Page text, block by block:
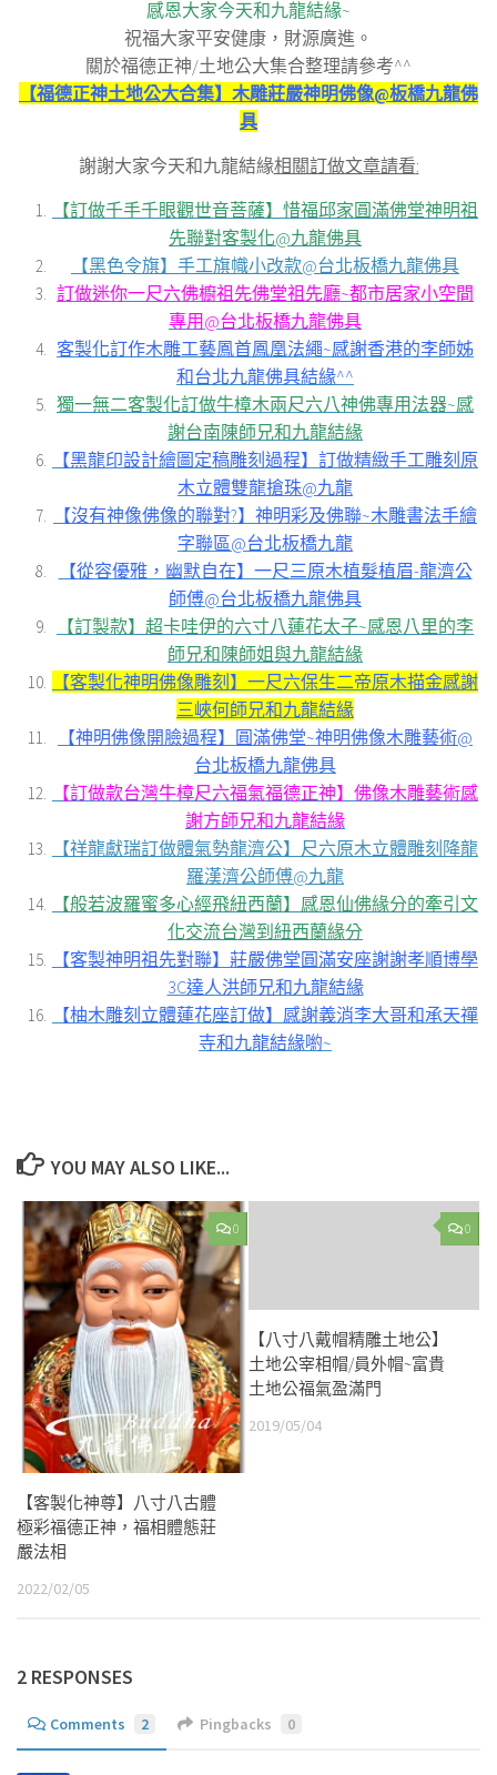
感恩大家今天和九龍結緣~
祝福大家平安健康，財源廣進。
關於福德正神/土地公大集合整理請參考^^
【福德正神土地公大合集】木雕莊嚴神明佛像@板橋九龍佛
具
謝謝大家今天和九龍結緣相關訂做文章請看:
【訂做千手千眼觀世音菩薩】惜福邱家圓滿佛堂神明祖
先聯對客製化@九龍佛具
【黑色令旗】手工旗幟小改款@台北板橋九龍佛具
訂做迷你一尺六佛櫥祖先佛堂祖先廳~都市居家小空間
專用@台北板橋九龍佛具
客製化訂作木雕工藝鳳首鳳凰法繩~感謝香港的李師姊
和台北九龍佛具結緣^^
獨一無二客製化訂做牛樟木兩尺六八神佛專用法器~感
謝台南陳師兄和九龍結緣
【黑龍印設計繪圖定稿雕刻過程】訂做精緻手工雕刻原
木立體雙龍搶珠@九龍
【沒有神像佛像的聯對?】神明彩及佛聯~木雕書法手繪
字聯區@台北板橋九龍
【從容優雅，幽默自在】一尺三原木植髮植眉-龍濟公
師傅@台北板橋九龍佛具
【訂製款】超卡哇伊的六寸八蓮花太子~感恩八里的李
師兄和陳師姐與九龍結緣
【客製化神明佛像雕刻】一尺六保生二帝原木描金感謝
三峽何師兄和九龍結緣
【神明佛像開臉過程】圓滿佛堂~神明佛像木雕藝術@
台北板橋九龍佛具
【訂做款台灣牛樟尺六福氣福德正神】佛像木雕藝術感
謝方師兄和九龍結緣
【祥龍獻瑞訂做體氣勢龍濟公】尺六原木立體雕刻降龍
羅漢濟公師傅@九龍
【般若波羅蜜多心經飛紐西蘭】感恩仙佛緣分的牽引文
化交流台灣到紐西蘭緣分
【客製神明祖先對聯】莊嚴佛堂圓滿安座謝謝孝順博學
3C達人洪師兄和九龍結緣
【柚木雕刻立體蓮花座訂做】感謝義消李大哥和承天禪
寺和九龍結緣喲~
YOU MAY ALSO LIKE...
0
【客製化神尊】八寸八古體
極彩福德正神，福相體態莊
嚴法相
2022/02/05
0
【八寸八戴帽精雕土地公】
土地公宰相帽/員外帽~富貴
土地公福氣盈滿門
2019/05/04
2 RESPONSES
Comments 2 Pingbacks 0